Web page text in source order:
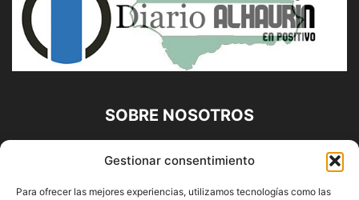
Gestionar consentimiento
Para ofrecer las mejores experiencias, utilizamos tecnologías como las
SOBRE NOSOTROS
Diario Alhaurín (www.alhaurindelatorre.com) Propiedad de
Francisco E. López López | 639 95 71 95 | Noticias de
Alhaurín de la Torre, Málaga y Provincia|